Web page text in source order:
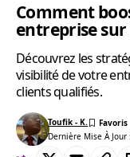
Comment
entreprise
Découvrez les
visibilité de votre
clients qualifiés.
Dernière Mise À
Toufik - K.